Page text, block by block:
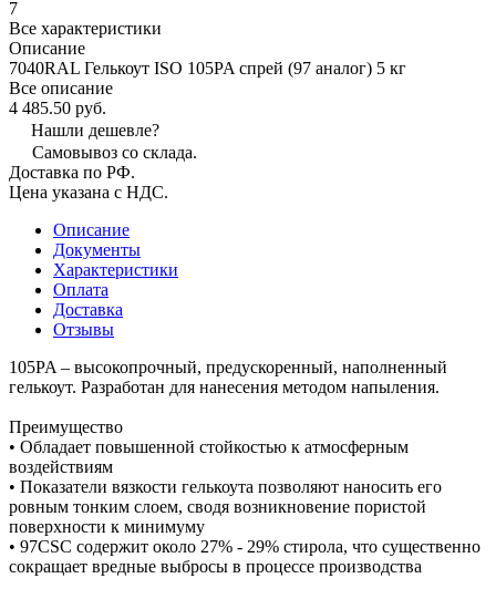
7
Все характеристики
Описание
7040RAL Гелькоут ISO 105PA спрей (97 аналог) 5 кг
Все описание
4 485.50 руб.
Нашли дешевле?
Самовывоз со склада.
Доставка по РФ.
Цена указана с НДС.
Описание
Документы
Характеристики
Оплата
Доставка
Отзывы
105PA – высокопрочный, предускоренный, наполненный
гелькоут. Разработан для нанесения методом напыления.
Преимущество
• Обладает повышенной стойкостью к атмосферным
воздействиям
• Показатели вязкости гелькоута позволяют наносить его
ровным тонким слоем, сводя возникновение пористой
поверхности к минимуму
• 97CSC содержит около 27% - 29% стирола, что существенно
сокращает вредные выбросы в процессе производства